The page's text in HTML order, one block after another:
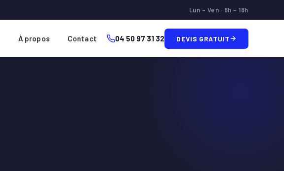
Lun – Ven · 8h – 18h
À propos Contact 04 50 97 31 32 DEVIS GRATUIT